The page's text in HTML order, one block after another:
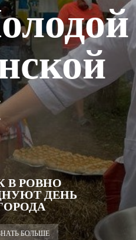
В РОВНО
ДЕНЬ
БОЛЬШЕ